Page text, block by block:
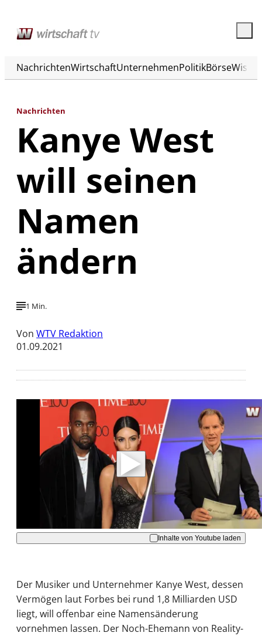
NachrichtenWirtschaftUnternehmenPolitikBörse
Nachrichten
Kanye West
will seinen
Namen
ändern
1 Min.
Von WTV Redaktion
01.09.2021
Mit der Wiedergabe dieses Videos werden
Daten an Youtube übertragen.
Hinweise dazu erhalten Sie in derDatenschutzerklärung
Akzeptieren
Inhalte von Youtube laden
Der Musiker und Unternehmer Kanye West, dessen
Vermögen laut Forbes bei rund 1,8 Milliarden USD
liegt, will offenbar eine Namensänderung
vornehmen lassen. Der Noch-Ehemann von Reality-